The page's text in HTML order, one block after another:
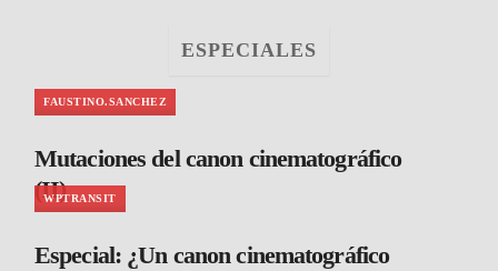
ESPECIALES
FAUSTINO.SANCHEZ
Mutaciones del canon cinematográfico
(II)
WPTRANSIT
Especial: ¿Un canon cinematográfico